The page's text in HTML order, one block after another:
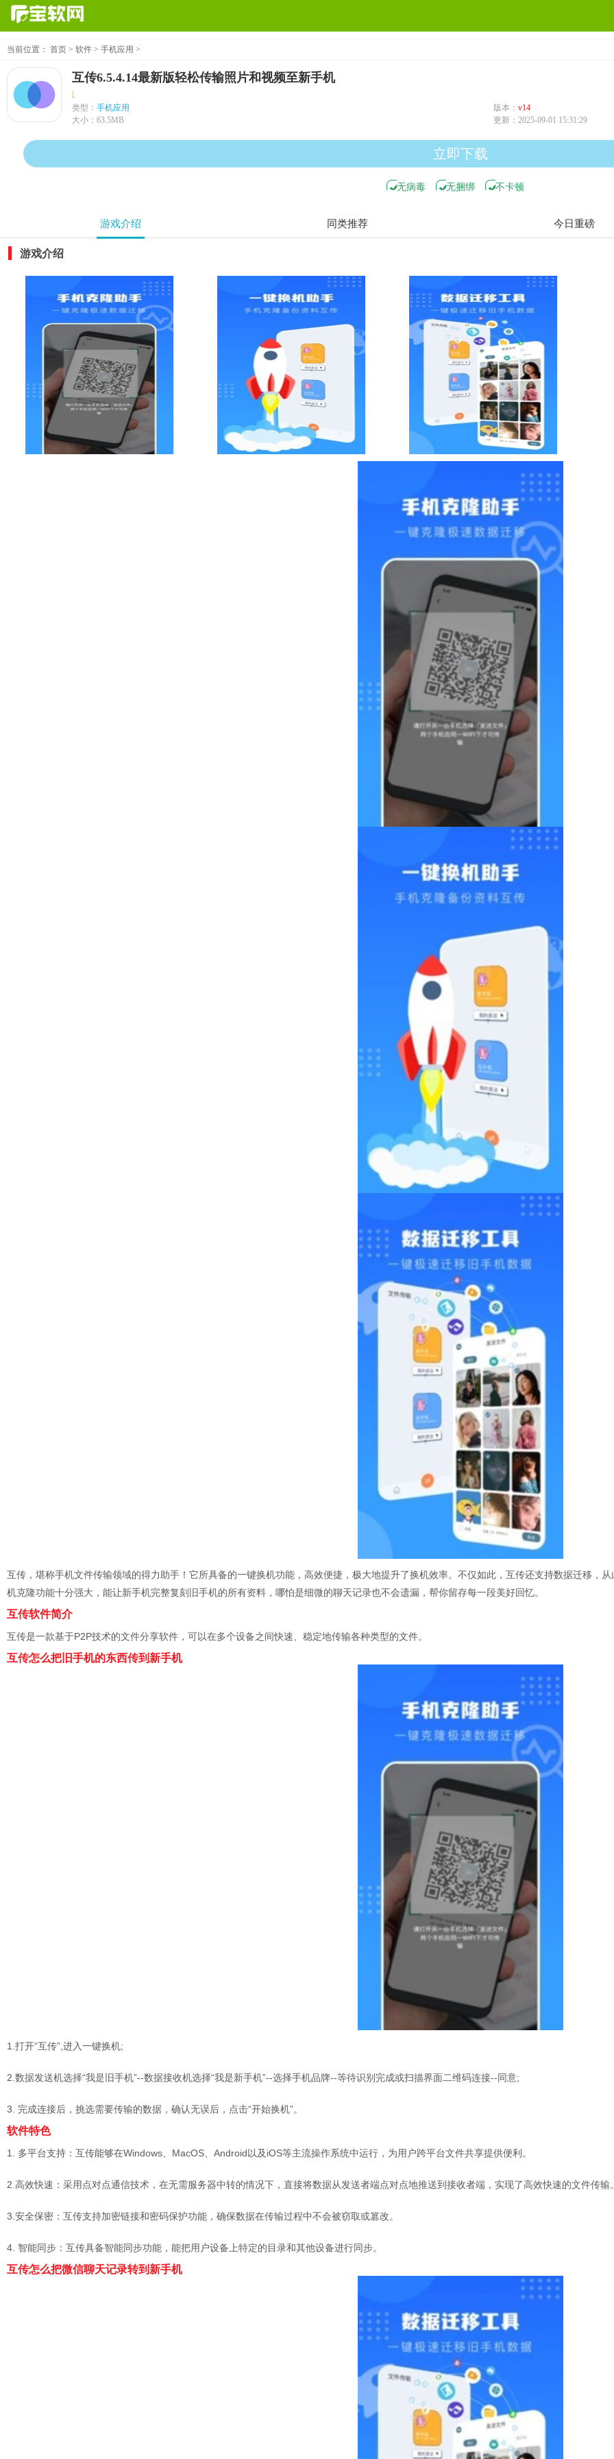
当前位置： 首页 > 软件 > 手机应用 >
互传6.5.4.14最新版轻松传输照片和视频至新手机
类型： 手机应用 版本： v14
大小： 63.5MB 更新： 2025-09-01 15:31:29
立即下载
无病毒 无捆绑 不卡顿
游戏介绍 同类推荐 今日重磅
游戏介绍
互传，堪称手机文件传输领域的得力助手！它所具备的一键换机功能，高效便捷，极大地提升了换机效率。不仅如此，互传还支持数据迁移，
机克隆功能十分强大，能让新手机完整复刻旧手机的所有资料，哪怕是细微的聊天记录也不会遗漏，帮你留存每一段美好回忆。
互传软件简介
互传是一款基于P2P技术的文件分享软件，可以在多个设备之间快速、稳定地传输各种类型的文件。
互传怎么把旧手机的东西传到新手机
1.打开“互传”,进入一键换机;
2.数据发送机选择“我是旧手机”--数据接收机选择“我是新手机”--选择手机品牌--等待识别完成或扫描界面二维码连接--同意;
3. 完成连接后，挑选需要传输的数据，确认无误后，点击“开始换机”。
软件特色
1. 多平台支持：互传能够在Windows、MacOS、Android以及iOS等主流操作系统中运行，为用户跨平台文件共享提供便利。
2.高效快速：采用点对点通信技术，在无需服务器中转的情况下，直接将数据从发送者端点对点地推送到接收者端，实现了高效快速的文件传输
3.安全保密：互传支持加密链接和密码保护功能，确保数据在传输过程中不会被窃取或篡改。
4. 智能同步：互传具备智能同步功能，能把用户设备上特定的目录和其他设备进行同步。
互传怎么把微信聊天记录转到新手机